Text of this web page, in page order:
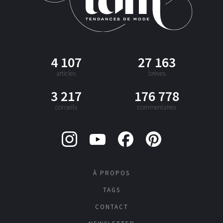
4 107
articles
27 163
brèves
3 217
conseils
176 778
commentaires
À PROPOS
TAGS
CONTACT